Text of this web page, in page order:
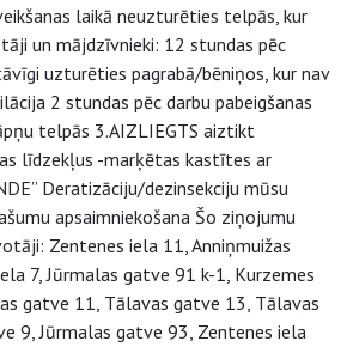
laikā neuzturēties telpās, kur
un mājdzīvnieki: 12 stundas pēc
uzturēties pagrabā/bēniņos, kur nav
2 stundas pēc darbu pabeigšanas
telpās 3.AIZLIEGTS aiztikt
līdzekļus -marķētas kastītes ar
Deratizāciju/dezinsekciju mūsu
apsaimniekošana Šo ziņojumu
Zentenes iela 11, Anniņmuižas
7, Jūrmalas gatve 91 k-1, Kurzemes
gatve 11, Tālavas gatve 13, Tālavas
9, Jūrmalas gatve 93, Zentenes iela